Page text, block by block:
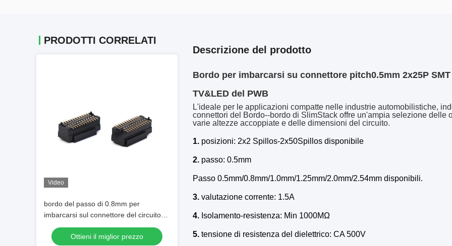
PRODOTTI CORRELATI
Video
bordo del passo di 0.8mm per
imbarcarsi sul connettore del circuito
stampato di Spillo Connettore/PA9T
Ottieni il miglior prezzo
Descrizione del prodotto
Bordo per imbarcarsi su connettore pitch0.5mm 2x25P
TV&LED del PWB
L'ideale per le applicazioni compatte nelle industrie automobilistiche,
connettori del Bordo--bordo di SlimStack offre un'ampia selezione delle
varie altezze accoppiate e delle dimensioni del circuito.
1. posizioni: 2x2 Spillos-2x50Spillos disponibile
2. passo: 0.5mm
Passo 0.5mm/0.8mm/1.0mm/1.25mm/2.0mm/2.54mm disponibili.
3. valutazione corrente: 1.5A
4. Isolamento-resistenza: Min 1000MΩ
5. tensione di resistenza del dielettrico: CA 500V